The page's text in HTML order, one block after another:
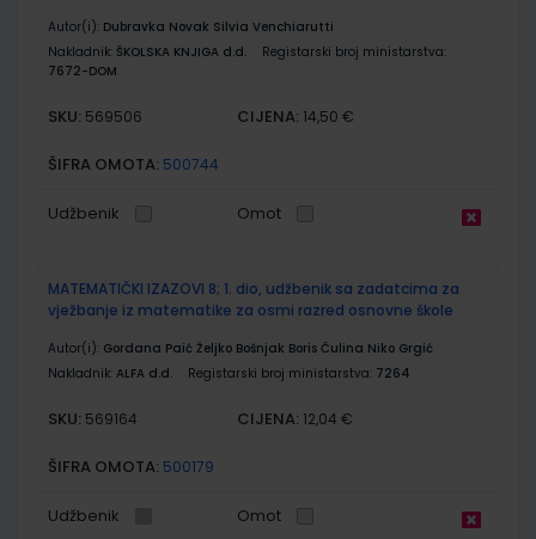
Autor(i): Dubravka Novak Silvia Venchiarutti
Nakladnik: ŠKOLSKA KNJIGA d.d.
Registarski broj ministarstva:
7672-DOM
SKU: 569506 CIJENA: 14,50 €
ŠIFRA OMOTA: 500744
Udžbenik Omot
MATEMATIČKI IZAZOVI 8; 1. dio, udžbenik sa zadatcima za
vježbanje iz matematike za osmi razred osnovne škole
Autor(i): Gordana Paić Željko Bošnjak Boris Čulina Niko Grgić
Nakladnik: ALFA d.d. Registarski broj ministarstva: 7264
SKU: 569164 CIJENA: 12,04 €
ŠIFRA OMOTA: 500179
Udžbenik Omot